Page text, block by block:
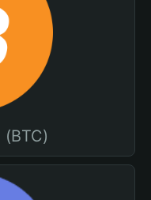
محفظة بيتكوين (BTC)